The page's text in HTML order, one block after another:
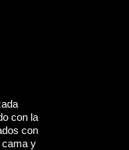
con la
con
cama y